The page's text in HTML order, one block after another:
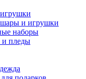
и игрушки
наборы
и пледы